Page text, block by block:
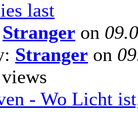
last
Stranger on
Stranger on
- Wo Licht